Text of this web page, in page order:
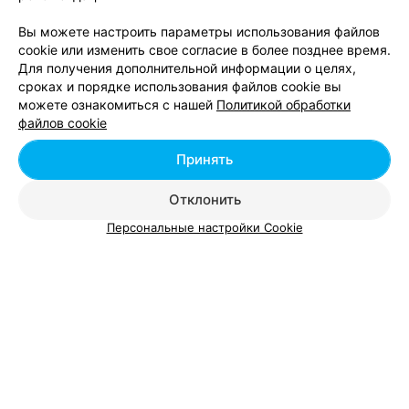
бы стены покрасили или помыли в конце концов.И
Может ей опять на обучение пойти сейчас совсем
другие технологии. Привыкли чесать всех по
старинке.А еще и деньги за это берут.Возьмите
хороших мастеров!!!!!.Тогда и претендуйте на "Салон".
Смотрите также
Вы можете настроить параметры использования файлов
cookie или изменить свое согласие в более позднее время.
Для получения дополнительной информации о целях,
сроках и порядке использования файлов cookie вы
можете ознакомиться с нашей Политикой обработки
файлов cookie
Отклонить
Принять
Персональные настройки Cookie